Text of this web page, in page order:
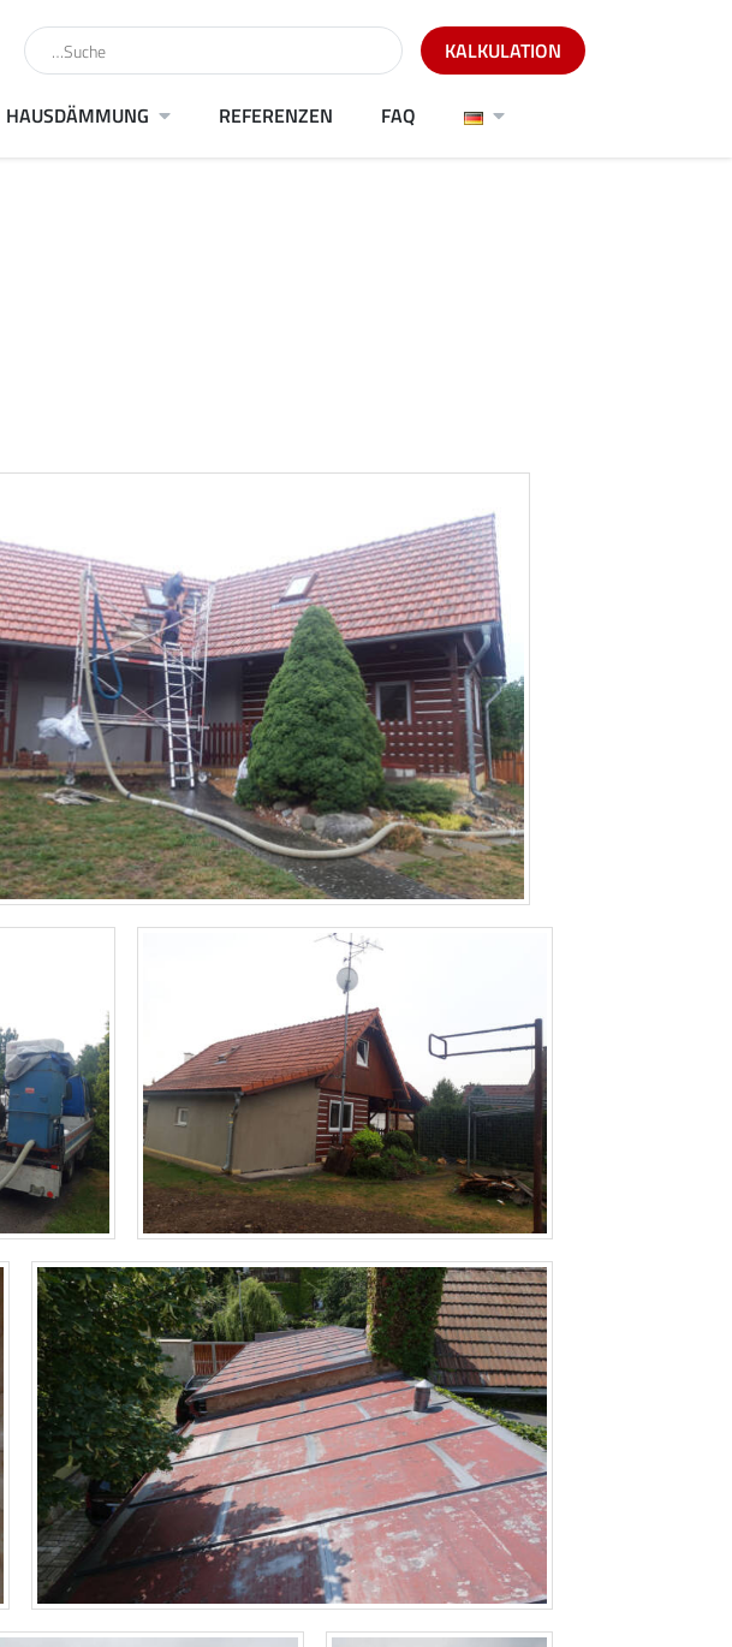
KALKULATION
HAUSDÄMMUNG REFERENZEN FAQ